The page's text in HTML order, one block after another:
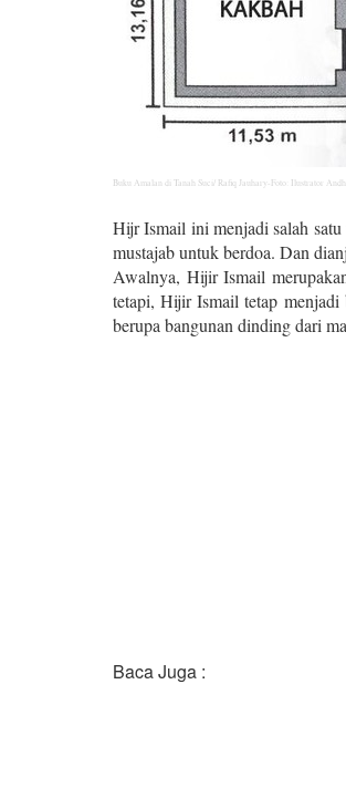
Buku Amalan di Tanah Suci/ Rafiq Jauhary-Foto: Ilustrator
Hijr Ismail ini menjadi salah
mustajab untuk berdoa. Dan
Awalnya, Hijir Ismail
tetapi, Hijir Ismail tetap
berupa bangunan dinding dari
Baca Juga :